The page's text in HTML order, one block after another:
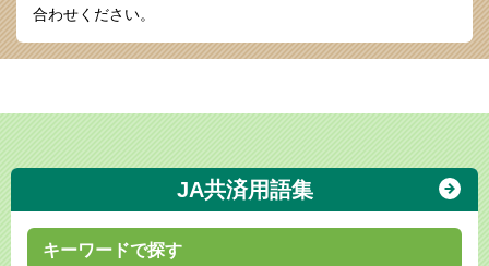
合わせください。
JA共済用語集
キーワードで探す